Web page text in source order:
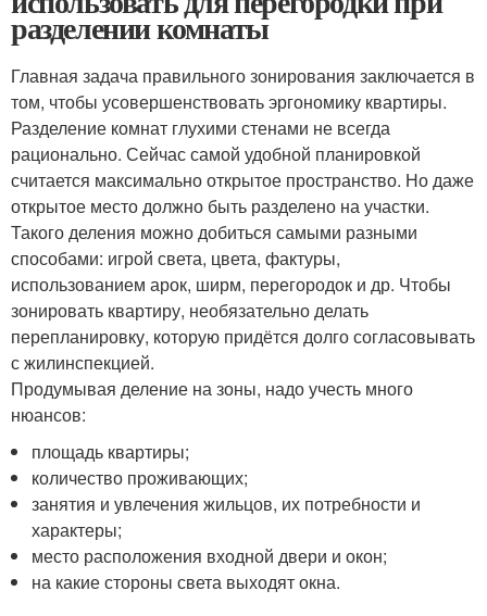
разделении комнаты
Главная задача правильного зонирования заключается в
том, чтобы усовершенствовать эргономику квартиры.
Разделение комнат глухими стенами не всегда
рационально. Сейчас самой удобной планировкой
считается максимально открытое пространство. Но даже
открытое место должно быть разделено на участки.
Такого деления можно добиться самыми разными
способами: игрой света, цвета, фактуры,
использованием арок, ширм, перегородок и др. Чтобы
зонировать квартиру, необязательно делать
перепланировку, которую придётся долго согласовывать
с жилинспекцией.
Продумывая деление на зоны, надо учесть много
нюансов:
площадь квартиры;
количество проживающих;
занятия и увлечения жильцов, их потребности и
характеры;
место расположения входной двери и окон;
на какие стороны света выходят окна.